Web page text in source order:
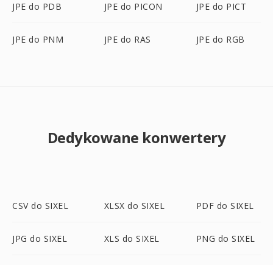
JPE do PDB JPE do PICON JPE do PICT
JPE do PNM JPE do RAS JPE do RGB
Dedykowane konwertery
CSV do SIXEL XLSX do SIXEL PDF do SIXEL
JPG do SIXEL XLS do SIXEL PNG do SIXEL